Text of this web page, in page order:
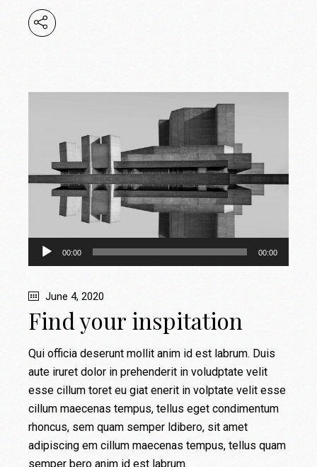
Audio
Player
00:00 00:00
June 4, 2020
Find your inspitation
Qui officia deserunt mollit anim id est labrum. Duis
aute iruret dolor in prehenderit in voludptate velit
esse cillum toret eu giat enerit in volptate velit esse
cillum maecenas tempus, tellus eget condimentum
rhoncus, sem quam semper ldibero, sit amet
adipiscing em cillum maecenas tempus, tellus quam
semper bero anim id est labrum.